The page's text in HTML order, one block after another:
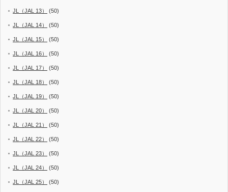
JL（JAL 13） (50)
JL（JAL 14） (50)
JL（JAL 15） (50)
JL（JAL 16） (50)
JL（JAL 17） (50)
JL（JAL 18） (50)
JL（JAL 19） (50)
JL（JAL 20） (50)
JL（JAL 21） (50)
JL（JAL 22） (50)
JL（JAL 23） (50)
JL（JAL 24） (50)
JL（JAL 25） (50)